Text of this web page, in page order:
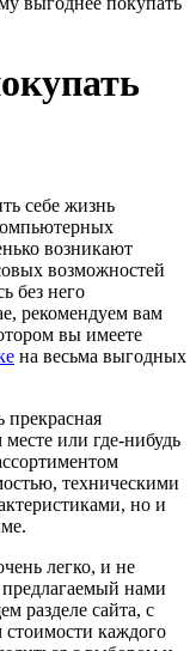
себе жизнь
возникают
возможностей
без него
рекомендуем вам
вы имеете
на весьма выгодных
прекрасная
или где-нибудь
техническими
но и
легко, и не
предлагаемый нами
разделе сайта, с
каждого